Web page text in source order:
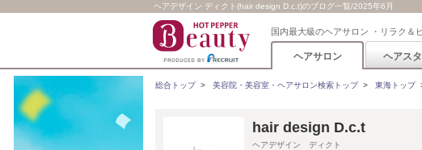
ヘアデザイン ディクト(hair design D.c.t)のブログ一覧/2025年6月
国内最大級のヘアサロン ・リラク＆
ヘアサロン ヘアス
総合トップ> 美容院・美容室・ヘアサロン検索トップ> 東海トップ
hair design D.c.t
ヘアデザイン ディクト